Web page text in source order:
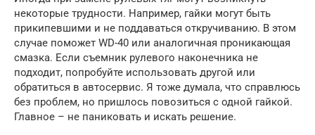
некоторые трудности. Например, гайки могут быть
прикипевшими и не поддаваться откручиванию. В этом
случае поможет WD-40 или аналогичная проникающая
смазка. Если съемник рулевого наконечника не
подходит, попробуйте использовать другой или
обратиться в автосервис. Я тоже думала, что справлюсь
без проблем, но пришлось повозиться с одной гайкой.
Главное – не паниковать и искать решение.